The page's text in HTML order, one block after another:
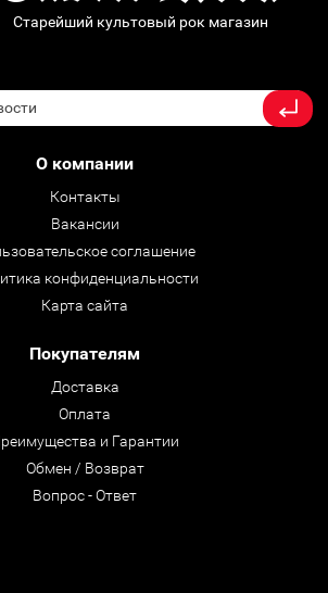
Старейший культовый рок магазин
О компании
Контакты
Вакансии
соглашение
конфиденциальности
Карта сайта
Покупателям
Доставка
Оплата
и Гарантии
Обмен / Возврат
Вопрос - Ответ